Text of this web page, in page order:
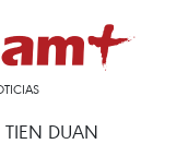
DUAN